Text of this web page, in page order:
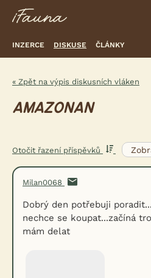
INZERCE DISKUSE ČLÁNKY
« Zpět na výpis diskusních vláken
AMAZONAN
Otočit řazení příspěvků
Milan0068
Dobrý den potřebuji
nechce se koupat...začíná
mám delat